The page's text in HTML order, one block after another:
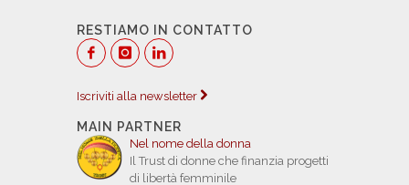
RESTIAMO IN CONTATTO
Iscriviti alla newsletter
MAIN PARTNER
Nel nome della donna
Il Trust di donne che finanzia progetti
di libertà femminile